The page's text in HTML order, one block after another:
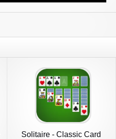
Solitaire - Classic Card